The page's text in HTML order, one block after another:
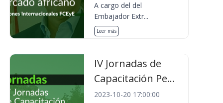
A cargo del del
Embajador Extr...
Leer más
IV Jornadas de
Capacitación Pe...
2023-10-20 17:00:00